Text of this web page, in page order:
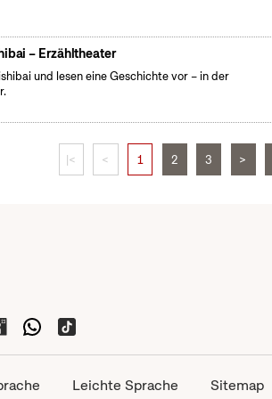
– Erzähltheater
und lesen eine Geschichte vor – in der
|< < 1 2 3 >
Leichte Sprache Sitemap